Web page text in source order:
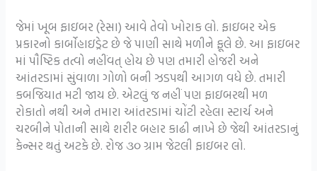
જેમાં ખૂબ ફાઇબર (રેસા) આવે તેવો ખોરાક લો. ફાઇબર એક
પ્રકારનો કાર્બોહાઇડ્રેટ છે જે પાણી સાથે મળીને ફૂલે છે. આ ફાઇબર
માં પૌષ્ટિક તત્વો નહીંવત્ હોય છે પણ તમારી હોજરી અને
આંતરડામાં સુંવાળા ગોળો બની ઝડપથી આગળ વધે છે. તમારી
કબજિયાત મટી જાય છે. એટલું જ નહીં પણ ફાઇબરથી મળ
રોકાતો નથી અને તમારા આંતરડામાં ચોંટી રહેલા સ્ટાર્ચ અને
ચરબીને પોતાની સાથે શરીર બહાર કાઢી નાખે છે જેથી આંતરડાનું
કેન્સર થતું અટકે છે. રોજ ૩૦ ગ્રામ જેટલી ફાઇબર લો.